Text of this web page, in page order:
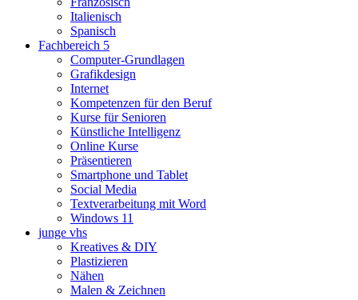
Italienisch
Spanisch
Fachbereich 5
Computer-Grundlagen
Grafikdesign
Internet
Kompetenzen für den Beruf
Kurse für Senioren
Künstliche Intelligenz
Online Kurse
Präsentieren
Smartphone und Tablet
Social Media
Textverarbeitung mit Word
Windows 11
junge vhs
Kreatives & DIY
Plastizieren
Nähen
Malen & Zeichnen